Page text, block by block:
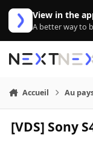
Aller au contenu
View in the
A better way to
Accueil Au
[VDS] Sony